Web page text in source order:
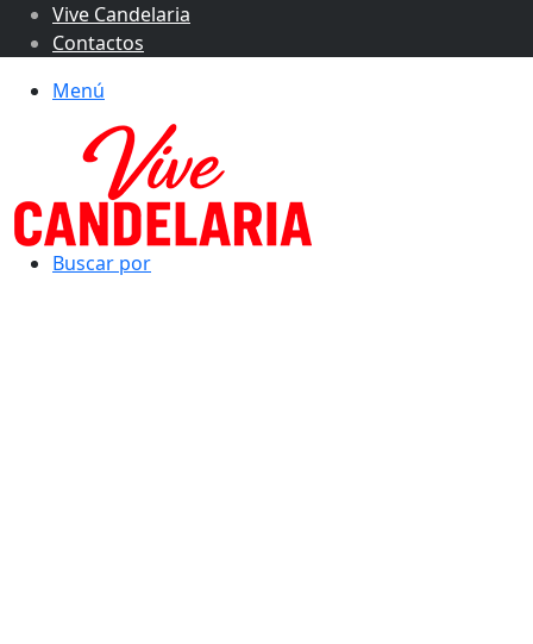
Vive Candelaria
Contactos
Menú
Buscar por